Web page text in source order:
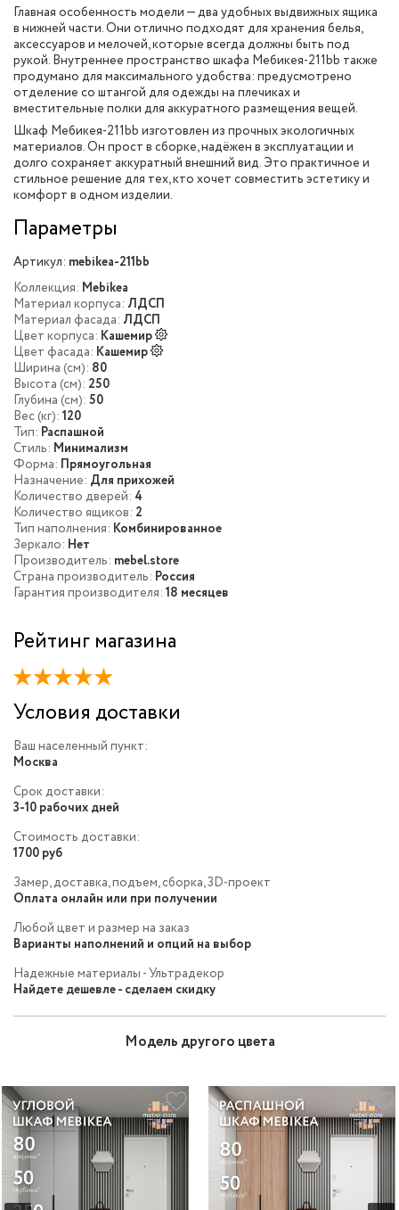
Главная особенность модели — два удобных выдвижных ящика
в нижней части. Они отлично подходят для хранения белья,
аксессуаров и мелочей, которые всегда должны быть под
рукой. Внутреннее пространство шкафа Мебикея-211bb также
продумано для максимального удобства: предусмотрено
отделение со штангой для одежды на плечиках и
вместительные полки для аккуратного размещения вещей.
Шкаф Мебикея-211bb изготовлен из прочных экологичных
материалов. Он прост в сборке, надёжен в эксплуатации и
долго сохраняет аккуратный внешний вид. Это практичное и
стильное решение для тех, кто хочет совместить эстетику и
комфорт в одном изделии.
Параметры
Артикул: mebikea-211bb
Коллекция: Mebikea
Материал корпуса: ЛДСП
Материал фасада: ЛДСП
Цвет корпуса: Кашемир
Цвет фасада: Кашемир
Ширина (см): 80
Высота (см): 250
Глубина (см): 50
Вес (кг): 120
Тип: Распашной
Стиль: Минимализм
Форма: Прямоугольная
Назначение: Для прихожей
Количество дверей: 4
Количество ящиков: 2
Тип наполнения: Комбинированное
Зеркало: Нет
Производитель: mebel.store
Страна производитель: Россия
Гарантия производителя: 18 месяцев
Рейтинг магазина
Условия доставки
Ваш населенный пункт:
Москва
Срок доставки:
3-10 рабочих дней
Стоимость доставки:
1700 руб
Замер, доставка, подъем, сборка, 3D-проект
Оплата онлайн или при получении
Любой цвет и размер на заказ
Варианты наполнений и опций на выбор
Надежные материалы - Ультрадекор
Найдете дешевле - сделаем скидку
Модель другого цвета